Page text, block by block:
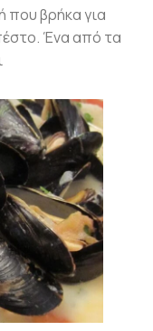
που βρήκα για
Ένα από τα